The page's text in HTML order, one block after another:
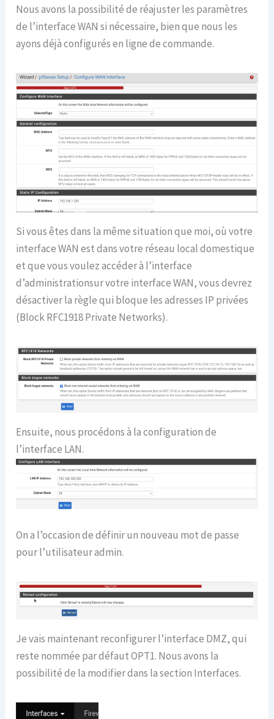
Nous avons la possibilité de réajuster les paramètres
de l’interface WAN si nécessaire, bien que nous les
ayons déjà configurés en ligne de commande.
Si vous êtes dans la même situation que moi, où votre
interface WAN est dans votre réseau local domestique
et que vous voulez accéder à l’interface
d’administrationsur votre interface WAN, vous devrez
désactiver la règle qui bloque les adresses IP privées
(Block RFC1918 Private Networks).
Ensuite, nous procédons à la configuration de
l’interface LAN.
On a l’occasion de définir un nouveau mot de passe
pour l’utilisateur admin.
Je vais maintenant reconfigurer l’interface DMZ, qui
reste nommée par défaut OPT1. Nous avons la
possibilité de la modifier dans la section Interfaces.